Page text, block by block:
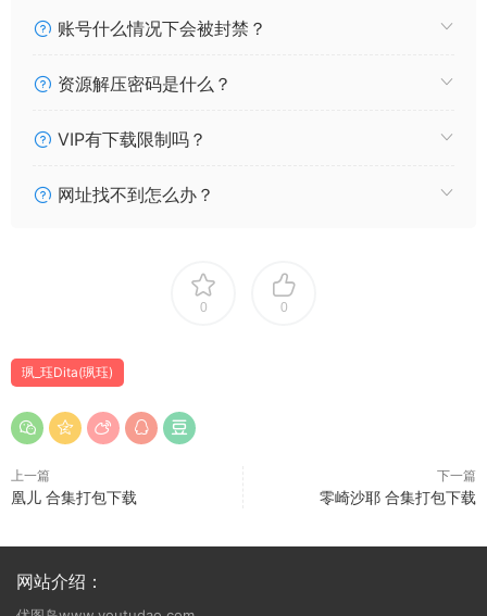
账号什么情况下会被封禁？
资源解压密码是什么？
VIP有下载限制吗？
网址找不到怎么办？
0 0
珟_珏Dita(珟珏)
上一篇
凰儿 合集打包下载
下一篇
零崎沙耶 合集打包下载
网站介绍：